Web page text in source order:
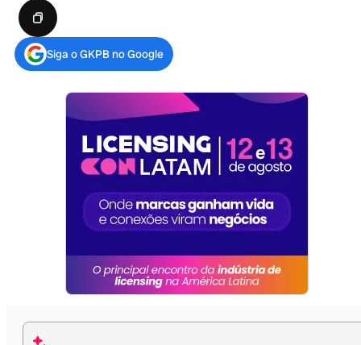
Siga o GKPB no Google